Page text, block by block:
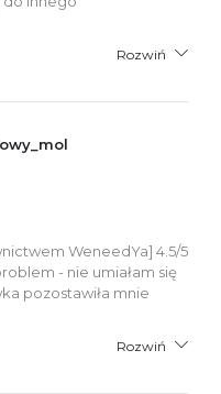
Rozwiń
WeneedYa] 4.5/5
- nie umiałam się
pozostawiła mnie
Rozwiń